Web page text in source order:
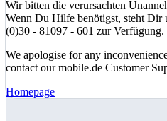
Wir bitten die verursachten
Wenn Du Hilfe benötigst, steht Dir
(0)30 - 81097 - 601 zur Verfügung.
We apologise for any
contact our mobile.de Customer
Homepage